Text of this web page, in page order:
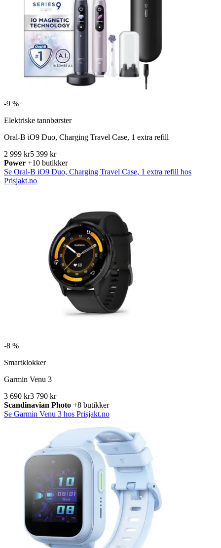
-9 %
Elektriske tannbørster
Oral-B iO9 Duo, Charging Travel Case, 1 extra refill
2 999 kr5 399 kr
Power +10 butikker
Se Oral-B iO9 Duo, Charging Travel Case, 1 extra refill hos
Prisjakt.no
-8 %
Smartklokker
Garmin Venu 3
3 690 kr3 790 kr
Scandinavian Photo +8 butikker
Se Garmin Venu 3 hos Prisjakt.no